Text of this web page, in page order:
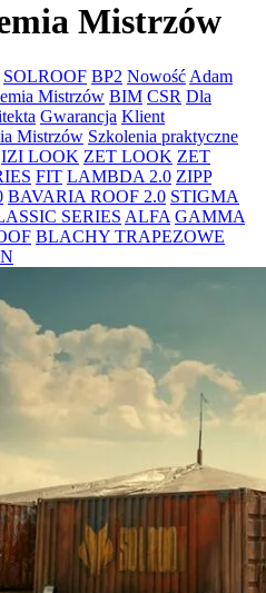
Mistrzów
SOLROOF BP2 Nowość Adam
Mistrzów BIM CSR Dla
Gwarancja Klient
Mistrzów Szkolenia praktyczne
IZI LOOK ZET LOOK ZET
FIT LAMBDA 2.0 ZIPP
BAVARIA ROOF 2.0 STIGMA
SERIES ALFA GAMMA
BLACHY TRAPEZOWE